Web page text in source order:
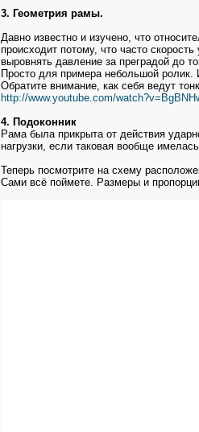
3. Геометрия рамы.
Давно известно и изучено, что
происходит потому, что часто
выровнять давление за преградой до
Просто для примера небольшой
Обратите внимание, как себя ведут
http://www.youtube.com/
4. Подоконник
Рама была прикрыта от действия
нагрузки, если таковая вообще
Теперь посмотрите на схему
Сами всё поймете. Размеры и